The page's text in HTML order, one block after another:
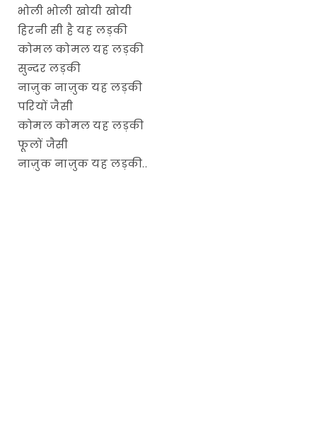
भोली भोली खोयी खोयी
हिरनी सी है यह लड़की
कोमल कोमल यह लड़की
सुन्दर लड़की
नाज़ुक नाज़ुक यह लड़की
परियों जैसी
कोमल कोमल यह लड़की
फूलों जैसी
नाज़ुक नाज़ुक यह लड़की..